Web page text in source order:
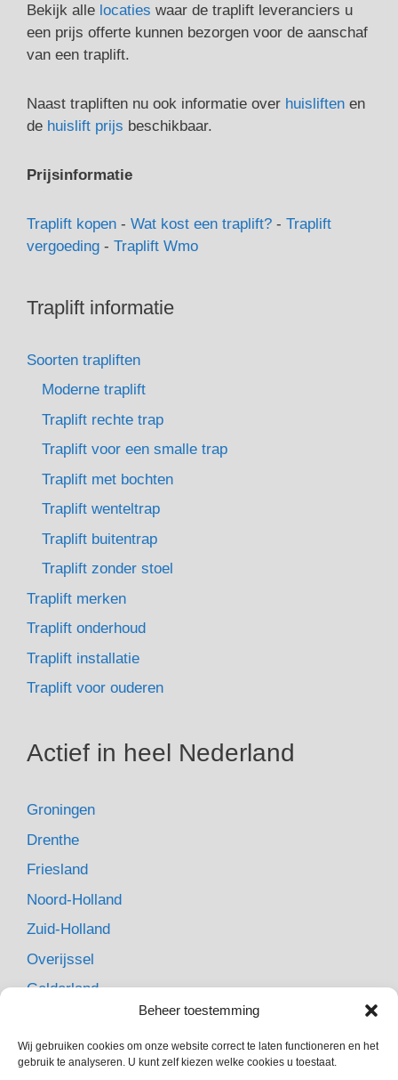
Beheer toestemming
Wij gebruiken cookies om onze website correct te laten functioneren en het
gebruik te analyseren. U kunt zelf kiezen welke cookies u toestaat.
Bekijk alle locaties waar de traplift leveranciers u
een prijs offerte kunnen bezorgen voor de aanschaf
van een traplift.
Naast trapliften nu ook informatie over huisliften en
de huislift prijs beschikbaar.
Prijsinformatie
Traplift kopen - Wat kost een traplift? - Traplift
vergoeding - Traplift Wmo
Traplift informatie
Soorten trapliften
Moderne traplift
Traplift rechte trap
Traplift voor een smalle trap
Traplift met bochten
Traplift wenteltrap
Traplift buitentrap
Traplift zonder stoel
Traplift merken
Traplift onderhoud
Traplift installatie
Traplift voor ouderen
Actief in heel Nederland
Groningen
Drenthe
Friesland
Noord-Holland
Zuid-Holland
Overijssel
Gelderland
Utrecht